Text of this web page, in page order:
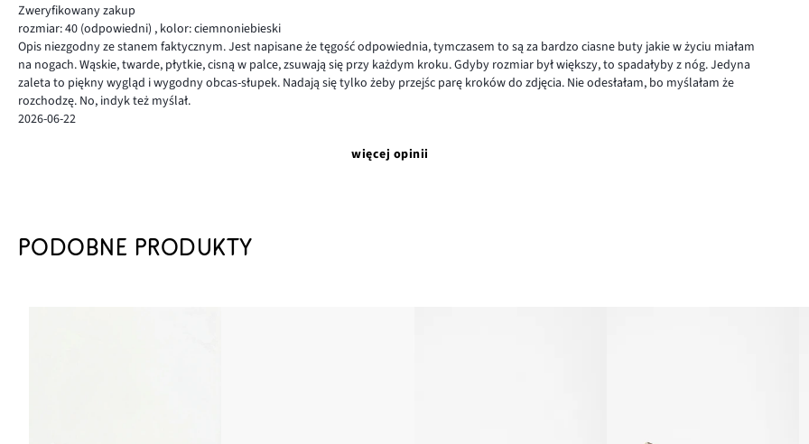
Zweryfikowany zakup
rozmiar: 40 (odpowiedni) , kolor: ciemnoniebieski
Opis niezgodny ze stanem faktycznym. Jest napisane że tęgość odpowiednia, tymczasem to są za bardzo ciasne buty jakie w życiu miałam
na nogach. Wąskie, twarde, płytkie, cisną w palce, zsuwają się przy każdym kroku. Gdyby rozmiar był większy, to spadałyby z nóg. Jedyna
zaleta to piękny wygląd i wygodny obcas-słupek. Nadają się tylko żeby przejśc parę kroków do zdjęcia. Nie odesłałam, bo myślałam że
rozchodzę. No, indyk też myślał.
2026-06-22
więcej opinii
PODOBNE PRODUKTY